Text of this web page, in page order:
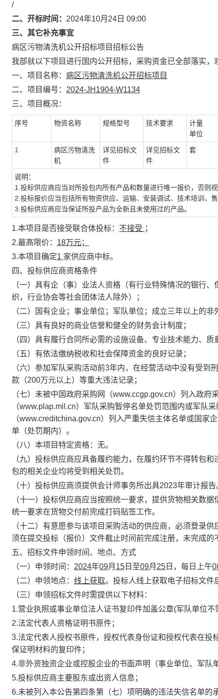
/
二、开标时间： 2024年10月24日 09:00
三、其它补充事宜
病区污物清洗机公开招标项目招标公告
我部就以下项目进行国内公开招标，采购资金已全部落实
一、项目名称： 病区污物清洗机公开招标项目
二、项目编号： 2024-JH1904-W1134
三、项目概况：
序号 物资名称 规格型号 技术要求
计量
单位
1
病区污物清洗
机
详见招标文
件
详见招标文
件
套
说明：
1.投标供应商应当对所投包内所有产品和数量进行唯一报价，否则
2.投标报价应当包括所有物资供应、运输、安装调试、技术培训、
3.投标供应商应当保证所投产品为全新且未使用过的产品。
1.本项目是否接受联合体投标： 不接受 ；
2.最高限价： 18万元；
3.本项目确定1 家供应商中标。
四、投标供应商资格条件
（一）具有企（事）业法人资格（有行业特殊情况的银行
织，行业协会等社会团体法人除外）；
（二）国有企业；事业单位；军队单位；成立三年以上的
（三）具有良好的商业信誉和健全的财务会计制度；
（四）具有履行合同所必需的设施设备、专业技术能力、
（五）有依法缴纳税收和社会保障资金的良好记录；
（六）参加军队采购活动前3年内，在经营活动中没有受
款（200万元以上）等重大违法记录；
（七）未被中国政府采购网（www.ccgp.gov.cn）列入政
（www.plap.mil.cn）军队采购暂停名单处罚范围内或军队
（www.creditchina.gov.cn）列入严重失信主体名单或国家
单（处罚期内）。
（八）本项目特定资格：无。
（九）投标供应商应具备履约能力，在履约环节不得转包
包的相关企业均将受到相关处罚。
（十）投标供应商须提供会计师事务所出具2023年审计报告
（十一）投标供应商应当按照统一要求，提供货物相关数
统一要求在货物交付前完成打码贴签工作。
（十二）有意愿参与该项目采购活动的供应商，必须登录
须在提交投标（报价）文件截止时间前完成注册，未完成的
五、招标文件申领时间、地点、方式
（一）申领时间： 2024年09月 15 日至09月 25 日，每日上午
（二）申领地点： 线上获取。投标人线上获取电子招标文件
（三）申领招标文件时需提供以下材料：
1.营业执照或事业单位法人证书复印件加盖公章(军队单位不
2.法定代表人资格证明书原件；
3.法定代表人授权书原件，授权代表身份证和授权代表在
保证明材料的复印件；
4.非外资独资企业或控股企业的书面声明（事业单位、军队
5.投标供应商主要股东或出资人信息；
6.未被列入本公告第四条第（七）项明确的违法失信名单的